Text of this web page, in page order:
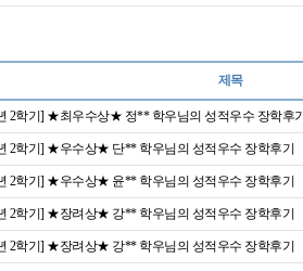
제목
2학기] ★최우수상★ 정** 학우님의 성적우수 장학후기
2학기] ★우수상★ 단** 학우님의 성적우수 장학후기
2학기] ★우수상★ 윤** 학우님의 성적우수 장학후기
2학기] ★장려상★ 강** 학우님의 성적우수 장학후기
2학기] ★장려상★ 강** 학우님의 성적우수 장학후기